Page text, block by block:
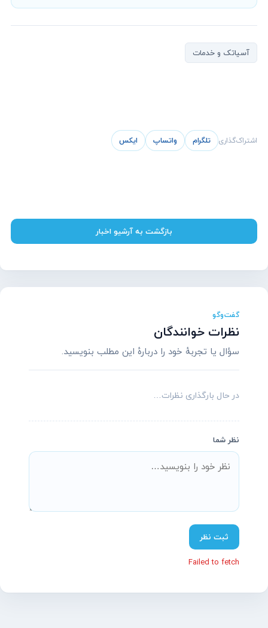
آسیاتک و خدمات
اشتراک‌گذاری تلگرام واتساپ ایکس
بازگشت به آرشیو اخبار
گفت‌وگو
نظرات خوانندگان
سؤال یا تجربهٔ خود را دربارهٔ این مطلب بنویسید.
در حال بارگذاری نظرات…
نظر شما
ثبت نظر
Failed to fetch
پشتیبانی آنلاین آسیاتکین
سلام! چطور می‌تونم کمکتون کنم؟
تیم پشتیبانی ما آماده پاسخگویی به سؤالات شماست.
پیام شما